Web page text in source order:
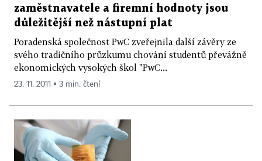
zaměstnavatele a firemní hodnoty jsou
důležitější než nástupní plat
Poradenská společnost PwC zveřejnila další závěry ze
svého tradičního průzkumu chování studentů převážně
ekonomických vysokých škol "PwC...
23. 11. 2011 ▪ 3 min. čtení